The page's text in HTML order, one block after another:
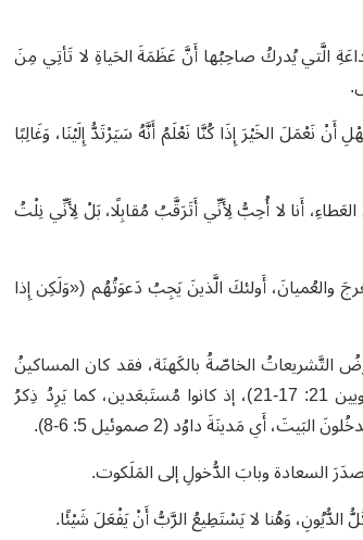
الَّتي يُدركُ صاحِبُها أَنَّ عَظَمَةَ الحَياةِ لا تَأتِي مِنَ
الخَيْرَ إِذَا كُنَّا نَعْلَمُ أَنَّهُ سَيَرْتَدُّ إِلَيْنَا، وَغَالِبًا
أَنا لا أُحِبُّ لِأَنِّي أَتَرَقَّبُ مُقابِلًا، بَلْ لِأَنِّي نِلْتُ
أَولئكَ الَّذينَ يَجِبُ دَعوَتُهُم («وَلَكِن إِذا
الخاصّةُ بالكَهنَة، فقد كان المساكينُ
والمُقعَدونَ والعُرجُ والعُميانُ غيرَ مَسموحٍ لهم بالاقترابِ منَ المَذبَحِ لِتقديمِ الذَّبائِح (لاويين 21: 17-21)، إذ كانوا مُستَبعَدين، كما يَرِدُ ذِكرُ
مَدينَةَ داوُد (2 صموئيل 5: 6-8).
السعادة وبابَ الدُّخولِ إلى المَلَكوت.
وَهُنا لا يَسْتَطِيعُ الرَّبُّ أَنْ يَفْعَلَ شَيْئًا.